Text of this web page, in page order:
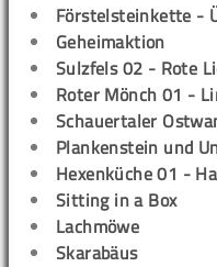
Förstelsteinkette -
Geheimaktion
Sulzfels 02 - Rote
Roter Mönch 01 -
Schauertaler
Plankenstein und
Hexenküche 01 -
Sitting in a Box
Lachmöwe
Skarabäus